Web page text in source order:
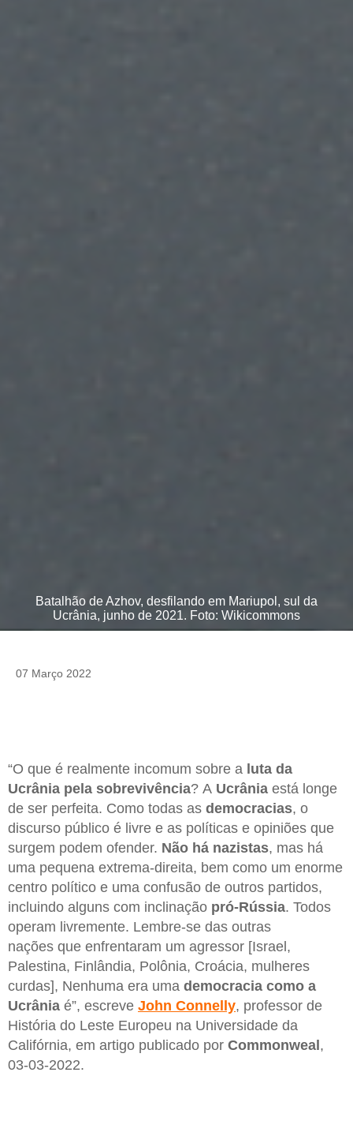
Batalhão de Azhov, desfilando em Mariupol, sul da
Ucrânia, junho de 2021. Foto: Wikicommons
07 Março 2022
“O que é realmente incomum sobre a luta da
Ucrânia pela sobrevivência? A Ucrânia está longe
de ser perfeita. Como todas as democracias, o
discurso público é livre e as políticas e opiniões que
surgem podem ofender. Não há nazistas, mas há
uma pequena extrema-direita, bem como um enorme
centro político e uma confusão de outros partidos,
incluindo alguns com inclinação pró-Rússia. Todos
operam livremente. Lembre-se das outras
nações que enfrentaram um agressor [Israel,
Palestina, Finlândia, Polônia, Croácia, mulheres
curdas], Nenhuma era uma democracia como a
Ucrânia é”, escreve John Connelly, professor de
História do Leste Europeu na Universidade da
Califórnia, em artigo publicado por Commonweal,
03-03-2022.